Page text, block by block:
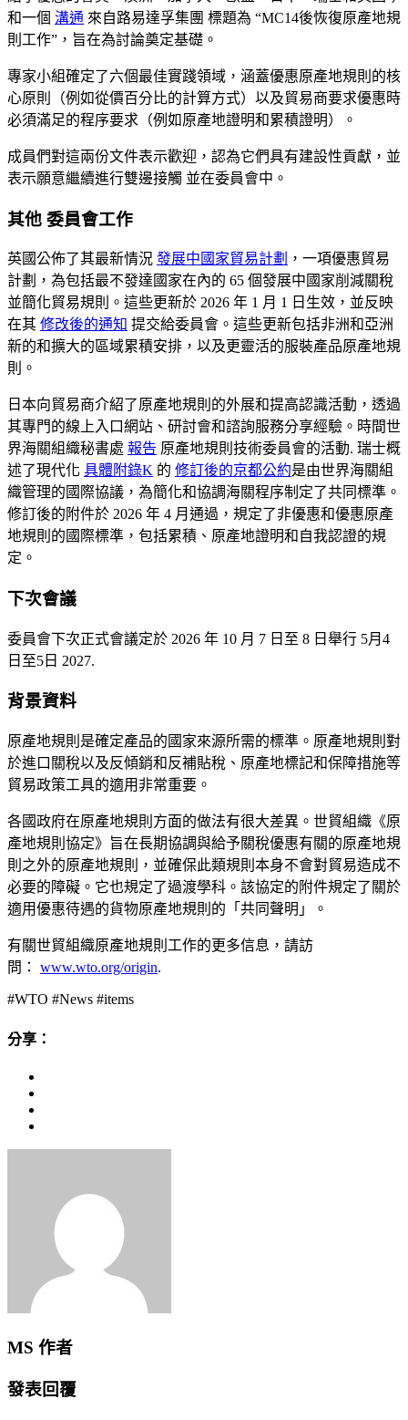
和一個 溝通 來自路易達孚集團 標題為 “MC14後恢復原產地規
則工作”，旨在為討論奠定基礎。
專家小組確定了六個最佳實踐領域，涵蓋優惠原產地規則的核
心原則（例如從價百分比的計算方式）以及貿易商要求優惠時
必須滿足的程序要求（例如原產地證明和累積證明）。
成員們對這兩份文件表示歡迎，認為它們具有建設性貢獻，並
表示願意繼續進行雙邊接觸 並在委員會中。
其他 委員會工作
英國公佈了其最新情況 發展中國家貿易計劃 ，一項優惠貿易
計劃，為包括最不發達國家在內的 65 個發展中國家削減關稅
並簡化貿易規則。這些更新於 2026 年 1 月 1 日生效，並反映
在其 修改後的通知 提交給委員會。這些更新包括非洲和亞洲
新的和擴大的區域累積安排，以及更靈活的服裝產品原產地規
則。
日本向貿易商介紹了原產地規則的外展和提高認識活動，透過
其專門的線上入口網站、研討會和諮詢服務分享經驗 。時間世
界海關組織秘書處 報告 原產地規則技術委員會的活動. 瑞士概
述了現代化 具體附錄K 的 修訂後的京都公約是由世界海關組
織管理的國際協議，為簡化和協調海關程序制定了共同標準。
修訂後的附件於 2026 年 4 月通過，規定了非優惠和優惠原產
地規則的國際標準，包括累積、原產地證明和自我認證的規
定。
下次會議
委員會下次正式會議定於 2026 年 10 月 7 日至 8 日舉行 5月4
日至5日 2027.
背景資料
原產地規則是確定產品的國家來源所需的標準。原產地規則對
於進口關稅以及反傾銷和反補貼稅、原產地標記和保障措施等
貿易政策工具的適用非常重要。
各國政府在原產地規則方面的做法有很大差異。世貿組織《原
產地規則協定》旨在長期協調與給予關稅優惠有關的原產地規
則之外的原產地規則，並確保此類規則本身不會對貿易造成不
必要的障礙。它也規定了過渡學科。該協定的附件規定了關於
適用優惠待遇的貨物原產地規則的「共同聲明」。
有關世貿組織原產地規則工作的更多信息，請訪
問： www.wto.org/origin.
#WTO #News #items
分享：
MS 作者
發表回覆